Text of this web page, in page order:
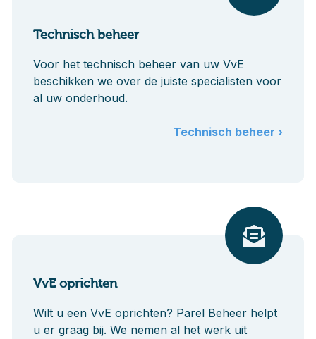
Technisch beheer
Voor het technisch beheer van uw VvE
beschikken we over de juiste specialisten voor
al uw onderhoud.
Technisch beheer ›
VvE oprichten
Wilt u een VvE oprichten? Parel Beheer helpt
u er graag bij. We nemen al het werk uit